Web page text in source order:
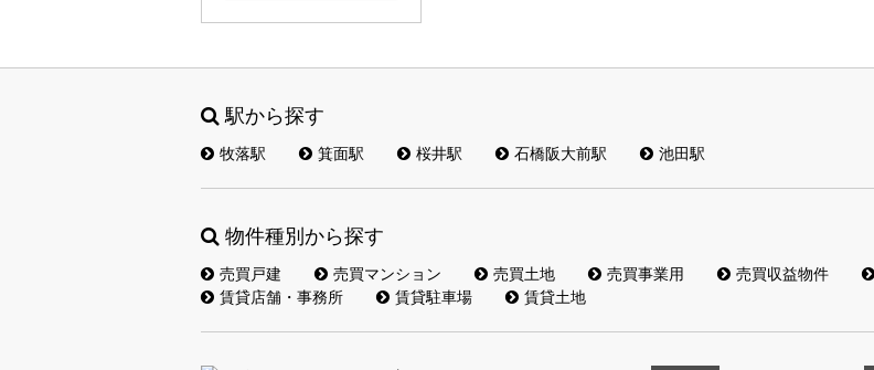
駅から探す
牧落駅 箕面駅 桜井駅 石橋阪大前駅 池田駅
物件種別から探す
売買戸建 売買マンション 売買土地 売買事業用 売買収益物件
賃貸店舗・事務所
賃貸駐車場 賃貸土地